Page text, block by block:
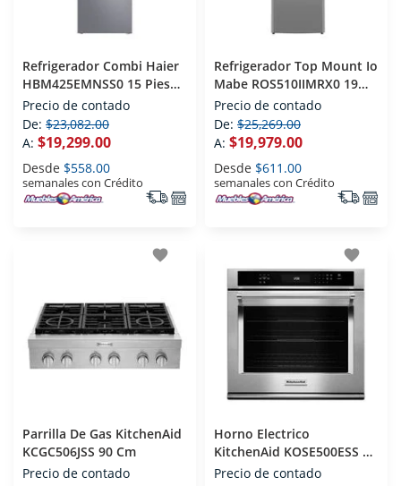
Refrigerador Combi Haier
HBM425EMNSS0 15 Pies
Acero Inoxidable
Precio de contado
De: $23,082.00
A: $19,299.00
Desde $558.00
semanales con Crédito
Refrigerador Top Mount Io
Mabe ROS510IIMRX0 19
Pies Acero Inoxidable
Precio de contado
De: $25,269.00
A: $19,979.00
Desde $611.00
semanales con Crédito
favorite
Parrilla De Gas KitchenAid
KCGC506JSS 90 Cm
Precio de contado
favorite
Horno Electrico
KitchenAid KOSE500ESS 76
Cm
Precio de contado